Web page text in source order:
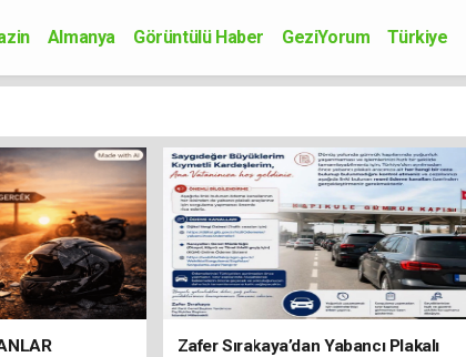
Almanya Görüntülü Haber GeziYorum Türkiye
Zafer Sırakaya’dan Yabancı Plakalı